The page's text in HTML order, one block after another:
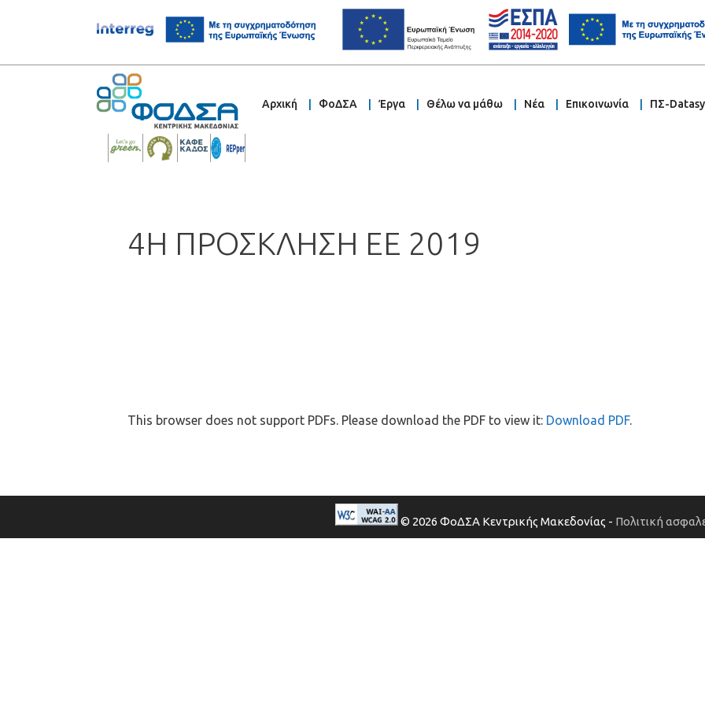
Αρχική ΦοΔΣΑ Έργα Θέλω να μάθω Νέα Επικοινωνία ΠΣ-
4Η ΠΡΟΣΚΛΗΣΗ ΕΕ 2019
This browser does not support PDFs. Please download the PDF to view it: Download PDF.
© 2026 ΦοΔΣΑ Κεντρικής Μακεδονίας - Πολιτική